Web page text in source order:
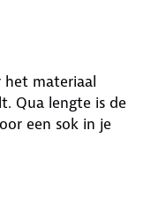
het materiaal
Qua lengte is de
een sok in je